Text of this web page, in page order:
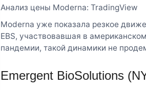
Анализ цены Moderna: TradingView
Moderna уже показала резкое
EBS, участвовавшая в
пандемии, такой динамики не
Emergent BioSolutions